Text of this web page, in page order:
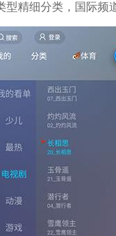
型精细分类，国际频